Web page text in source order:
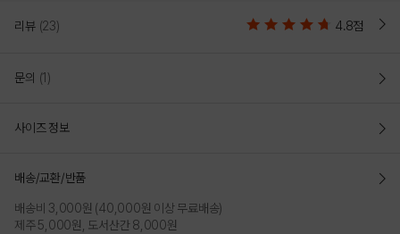
리뷰 (23) 4.8점
문의 (1)
사이즈 정보
배송/교환/반품
배송비 3,000원 (40,000원 이상 무료배송)
제주 5,000원, 도서산간 8,000원